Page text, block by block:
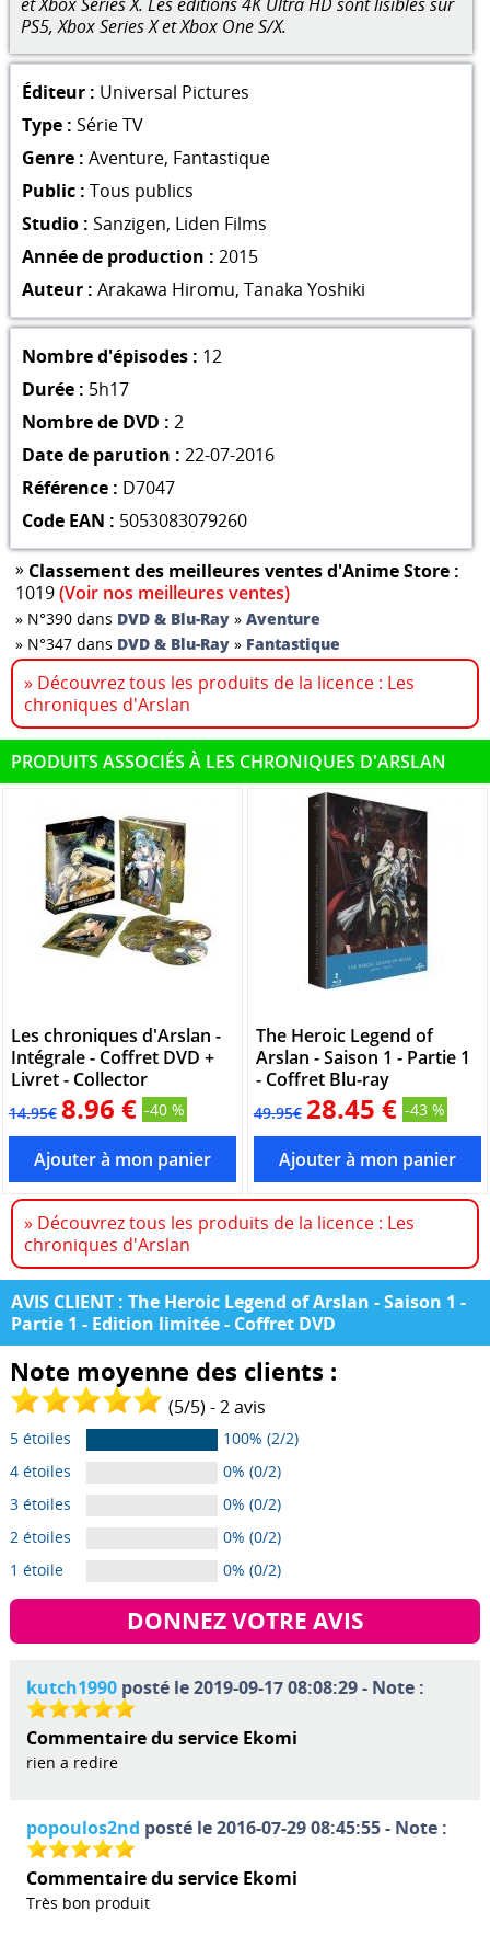
PS5, Xbox Series X et Xbox One S/X.
Éditeur : Universal Pictures
Type : Série TV
Genre : Aventure, Fantastique
Public : Tous publics
Studio : Sanzigen, Liden Films
Année de production : 2015
Auteur : Arakawa Hiromu, Tanaka Yoshiki
Nombre d'épisodes : 12
Durée : 5h17
Nombre de DVD : 2
Date de parution : 22-07-2016
Référence : D7047
Code EAN : 5053083079260
» Classement des meilleures ventes d'Anime Store :
1019(Voir nos meilleures ventes)
» N°390 dans DVD & Blu-Ray »Aventure
» N°347 dans DVD & Blu-Ray » Fantastique
» Découvrez tous les produits de la licence : Les
chroniques d'Arslan
PRODUITS ASSOCIÉS À LES CHRONIQUES D'ARSLAN
Les chroniques d'Arslan -
Intégrale - Coffret DVD +
Livret - Collector
14.95€ 8.96 € -40 %
The Heroic Legend of
Arslan - Saison 1 - Partie 1
- Coffret Blu-ray
49.95€ 28.45 € -43 %
» Découvrez tous les produits de la licence : Les
chroniques d'Arslan
AVIS CLIENT : The Heroic Legend of Arslan - Saison 1 -
Partie 1 - Edition limitée - Coffret DVD
Note moyenne des clients :
(5/5) -2avis
5 étoiles
100% (2/2)
4 étoiles
0% (0/2)
3 étoiles
0% (0/2)
2 étoiles
0% (0/2)
1 étoile
0% (0/2)
DONNEZ VOTRE AVIS
kutch1990posté le 2019-09-17 08:08:29 - Note :
Commentaire du service Ekomi
rien a redire
popoulos2nd posté le 2016-07-29 08:45:55 - Note :
Commentaire du service Ekomi
Très bon produit